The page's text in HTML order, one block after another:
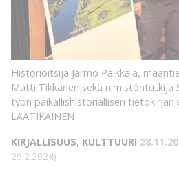
Historioitsija Jarmo Paikkala,
Matti Tikkanen sekä nimistöntutkija
työn paikallishistoriallisen tietokirjan
LAATIKAINEN
KIRJALLISUUS, KULTTUURI
29.2.2024)